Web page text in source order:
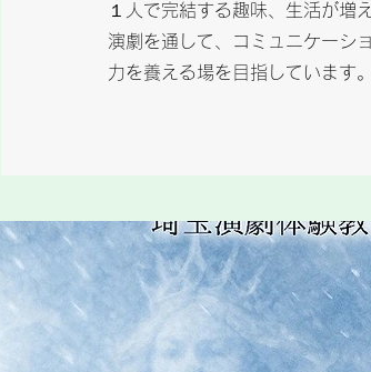
１人で完結する趣味、生活が増
演劇を通して、コミュニケーシ
力を養える場を目指しています。